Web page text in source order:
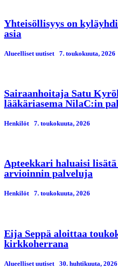
Yhteisöllisyys on
asia
Alueelliset uutiset 7. toukokuuta, 2026
Sairaanhoitaja Satu
lääkäriasema NilaC:in
Henkilöt 7. toukokuuta, 2026
Apteekkari haluaisi lisätä
arvioinnin palveluja
Henkilöt 7. toukokuuta, 2026
Eija Seppä aloittaa
kirkkoherrana
Alueelliset uutiset 30. huhtikuuta, 2026